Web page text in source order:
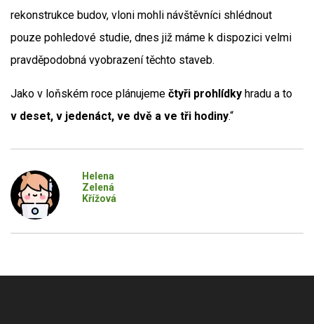
rekonstrukce budov, vloni mohli návštěvníci shlédnout
pouze pohledové studie, dnes již máme k dispozici velmi
pravděpodobná vyobrazení těchto staveb.
Jako v loňském roce plánujeme čtyři prohlídky hradu a to
v deset, v jedenáct, ve dvě a ve tři hodiny.“
Helena
Zelená
Křížová